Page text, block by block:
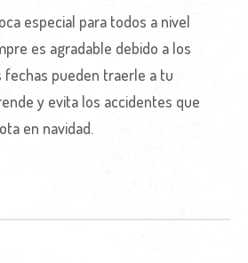
especial para todos a nivel
es agradable debido a los
fechas pueden traerle a tu
y evita los accidentes que
en navidad.